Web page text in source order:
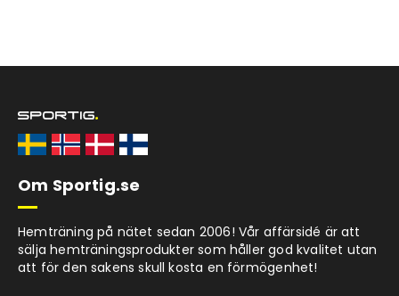
Om Sportig.se
Hemträning på nätet sedan 2006! Vår affärsidé är att
sälja hemträningsprodukter som håller god kvalitet utan
att för den sakens skull kosta en förmögenhet!